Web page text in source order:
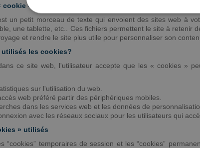
»?
un petit morceau de texte qui envoient des sites web à
une tablette, etc.. Ces fichiers permettent le site à retenir
et rendre le site plus utile pour personnaliser son
utilisés les cookies?
ce site web, l'utilisateur accepte que les « cookies »
sur l'utilisation du web.
web préféré partir des périphériques mobiles.
dans les services web et les données de
avec les réseaux sociaux pour les utilisateurs qui
» utilisés
“cookies” temporaires de session et les “cookies”